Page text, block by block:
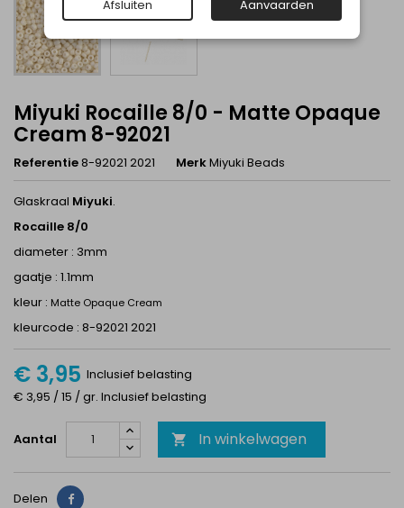
Miyuki Rocaille 8/0 - Matte Opaque
Cream 8-92021
Referentie8-92021 2021 MerkMiyuki Beads
Glaskraal Miyuki.
Rocaille 8/0
diameter : 3mm
gaatje : 1.1mm
kleur : Matte Opaque Cream
kleurcode : 8-92021 2021
€ 3,95 Inclusief belasting
€ 3,95 / 15 / gr. Inclusief belasting
Aantal  In winkelwagen
Delen Delen
Afsluiten Aanvaarden